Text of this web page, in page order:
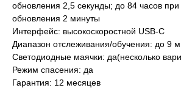
обновления 2,5 секунды; до 84 часов при
обновления 2 минуты
Интерфейс: высокоскоростной USB-C
Диапазон отслеживания/обучения: до 9
Светодиодные маячки: да(несколько
Режим спасения: да
Гарантия: 12 месяцев